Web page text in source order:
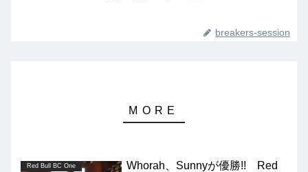
breakers-session
Red Bull BC One
Whorah、Sunnyが優勝!! Red